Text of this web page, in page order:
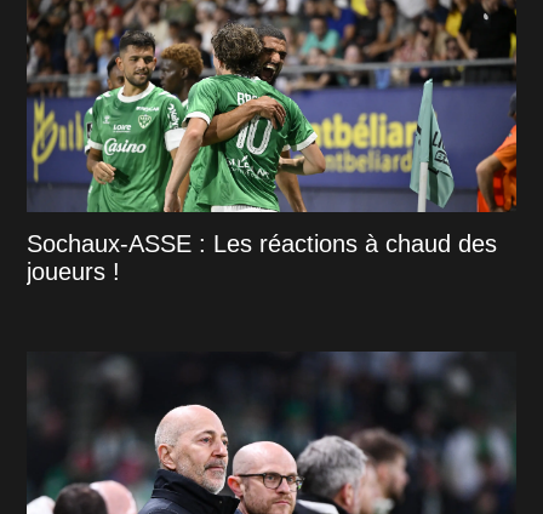
Sochaux-ASSE : Les réactions à chaud des
joueurs !